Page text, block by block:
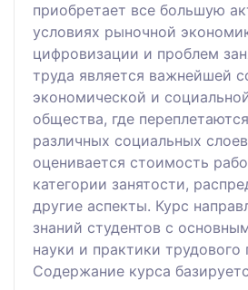
приобретает все большую
условиях рыночной
цифровизации и проблем
труда является важнейшей
экономической и
общества, где
различных социальных
оценивается стоимость
категории занятости,
другие аспекты. Курс
знаний студентов с
науки и практики трудового
Содержание курса